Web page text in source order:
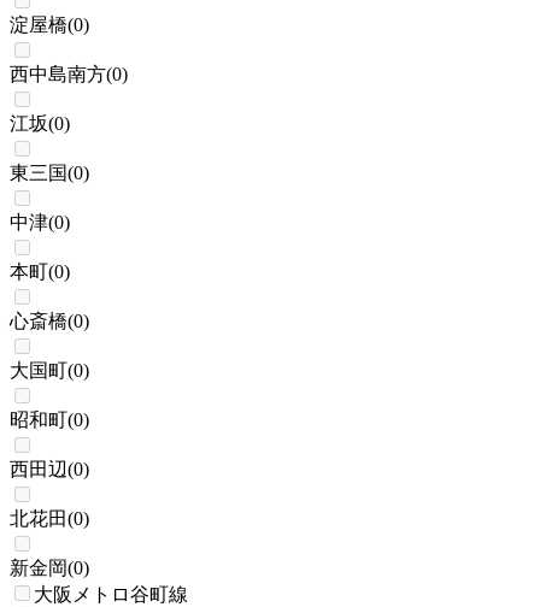
淀屋橋(0)
西中島南方(0)
江坂(0)
東三国(0)
中津(0)
本町(0)
心斎橋(0)
大国町(0)
昭和町(0)
西田辺(0)
北花田(0)
新金岡(0)
大阪メトロ谷町線